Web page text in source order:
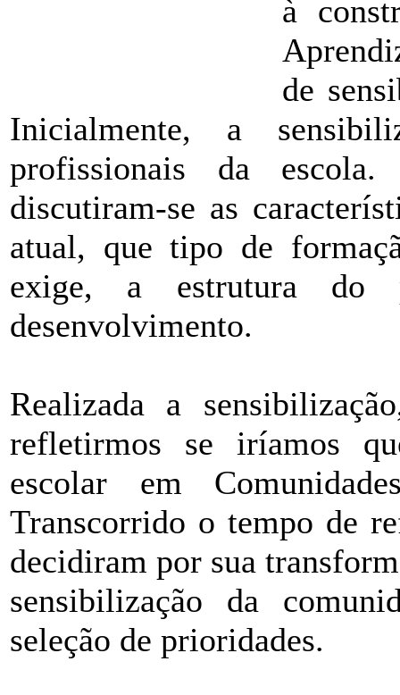
à
de
Inicialmente, a
profissionais da
discutiram-se as
atual, que tipo de
exige, a estrutura
desenvolvimento.
Realizada a
refletirmos se iríamos
escolar em
Transcorrido o tempo de
decidiram por sua
sensibilização da
seleção de prioridades.